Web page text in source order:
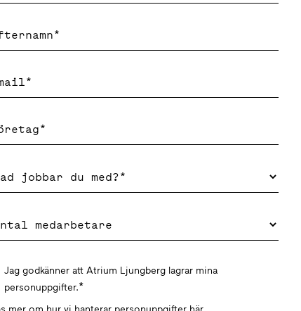
Jag godkänner att Atrium Ljungberg lagrar mina
personuppgifter.*